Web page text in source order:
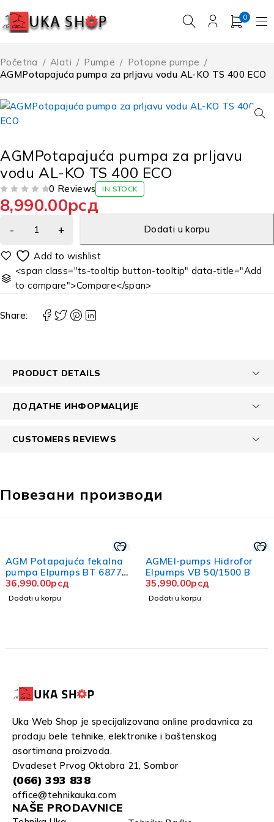
0
Početna / Alati / Pumpe / Potopne pumpe /
AGMPotapajuća pumpa za prljavu vodu AL-KO TS 400 ECO
AGMPotapajuća pumpa za prljavu
vodu AL-KO TS 400 ECO
0 Reviews IN STOCK
8,990.00рсд
Dodati u korpu
<span class="ts-tooltip button-tooltip" data-title="Add
to compare">Compare</span>
Share:
PRODUCT DETAILS
ДОДАТНЕ ИНФОРМАЦИЈЕ
CUSTOMERS REVIEWS
Повезани производи
AGM Potapajuća fekalna
pumpa Elpumps BT 6877
K
36,990.00рсд
Dodati u korpu
AGMEl-pumps Hidrofor
Elpumps VB 50/1500 B
35,990.00рсд
Dodati u korpu
Uka Web Shop je specijalizovana online prodavnica za
prodaju bele tehnike, elektronike i baštenskog
asortimana proizvoda.
Dvadeset Prvog Oktobra 21, Sombor
(066) 393 838
office@tehnikauka.com
NAŠE PRODAVNICE